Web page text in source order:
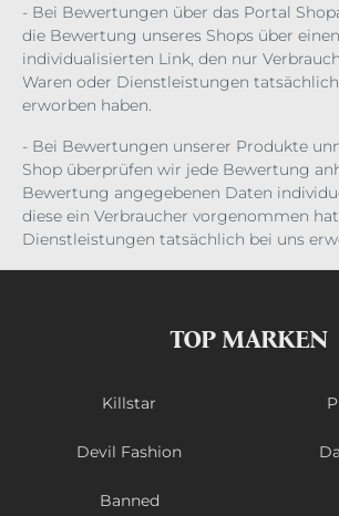
- Bei Bewertungen über das Portal
die Bewertung unseres Shops über einen
individualisierten Link, den nur
Waren oder Dienstleistungen
erworben haben.
- Bei Bewertungen unserer Produkte
Shop überprüfen wir jede Bewertung
Bewertung angegebenen Daten
diese ein Verbraucher vorgenommen
Dienstleistungen tatsächlich bei uns
TOP MARKEN
Killstar
Devil Fashion
Banned